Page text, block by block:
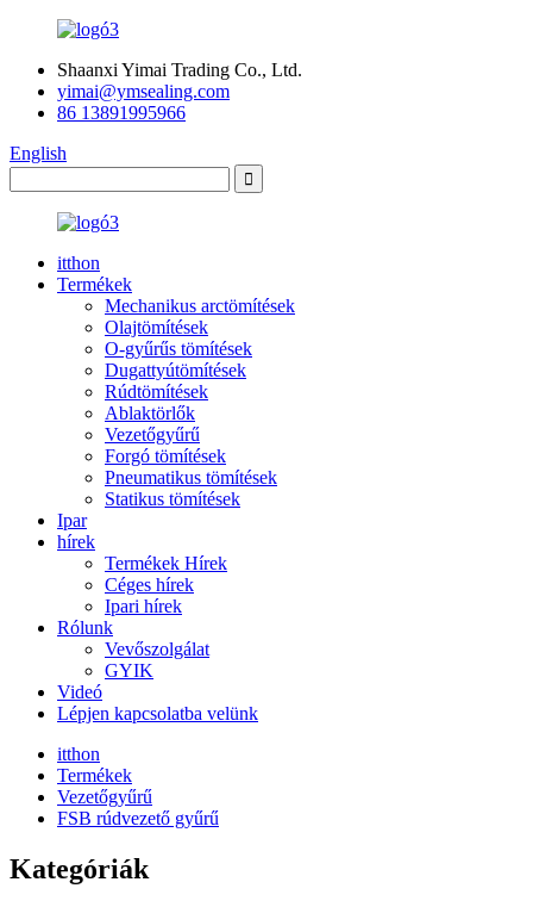
Shaanxi Yimai Trading Co., Ltd.
yimai@ymsealing.com
86 13891995966
English
itthon
Termékek
Mechanikus arctömítések
Olajtömítések
O-gyűrűs tömítések
Dugattyútömítések
Rúdtömítések
Ablaktörlők
Vezetőgyűrű
Forgó tömítések
Pneumatikus tömítések
Statikus tömítések
Ipar
hírek
Termékek Hírek
Céges hírek
Ipari hírek
Rólunk
Vevőszolgálat
GYIK
Videó
Lépjen kapcsolatba velünk
itthon
Termékek
Vezetőgyűrű
FSB rúdvezető gyűrű
Kategóriák